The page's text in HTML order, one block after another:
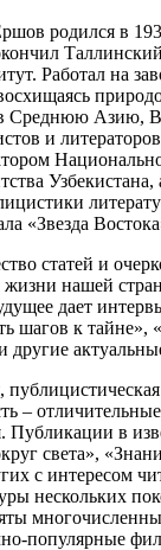
родился в
Таллинский
Работал на
в Среднюю Азию,
и
Узбекистана,
«Звезда
статей и
нашей
дает
шагов к тайне»,
другие
публицистическая
–
Публикации в
света»,
с интересом
нескольких
популярные